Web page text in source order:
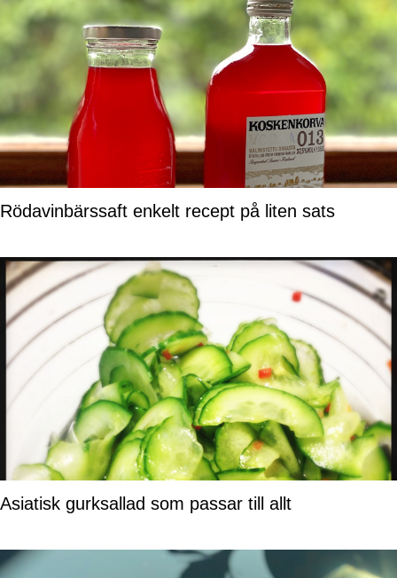
Rödavinbärssaft enkelt recept på liten sats
Asiatisk gurksallad som passar till allt